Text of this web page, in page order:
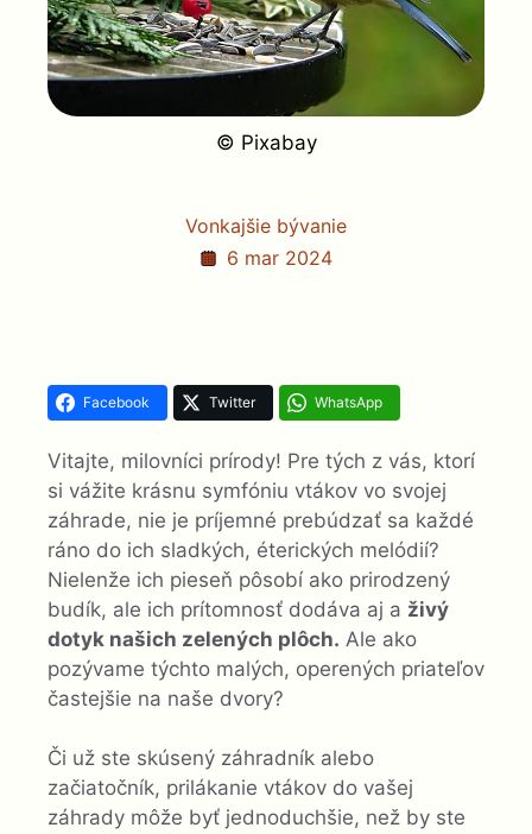
© Pixabay
Vonkajšie bývanie
6 mar 2024
Facebook Twitter WhatsApp
Vitajte, milovníci prírody! Pre tých z vás, ktorí
si vážite krásnu symfóniu vtákov vo svojej
záhrade, nie je príjemné prebúdzať sa každé
ráno do ich sladkých, éterických melódií?
Nielenže ich pieseň pôsobí ako prirodzený
budík, ale ich prítomnosť dodáva aj a živý
dotyk našich zelených plôch. Ale ako
pozývame týchto malých, operených priateľov
častejšie na naše dvory?
Či už ste skúsený záhradník alebo
začiatočník, prilákanie vtákov do vašej
záhrady môže byť jednoduchšie, než by ste